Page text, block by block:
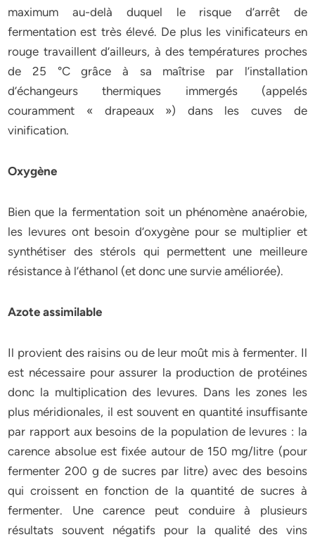
maximum au-delà duquel le risque d’arrêt de
fermentation est très élevé. De plus les vinificateurs en
rouge travaillent d’ailleurs, à des températures proches
de 25 °C grâce à sa maîtrise par l’installation
d’échangeurs thermiques immergés (appelés
couramment « drapeaux ») dans les cuves de
vinification.
Oxygène
Bien que la fermentation soit un phénomène anaérobie,
les levures ont besoin d’oxygène pour se multiplier et
synthétiser des stérols qui permettent une meilleure
résistance à l’éthanol (et donc une survie améliorée).
Azote assimilable
Il provient des raisins ou de leur moût mis à fermenter. Il
est nécessaire pour assurer la production de protéines
donc la multiplication des levures. Dans les zones les
plus méridionales, il est souvent en quantité insuffisante
par rapport aux besoins de la population de levures : la
carence absolue est fixée autour de 150 mg/litre (pour
fermenter 200 g de sucres par litre) avec des besoins
qui croissent en fonction de la quantité de sucres à
fermenter. Une carence peut conduire à plusieurs
résultats souvent négatifs pour la qualité des vins